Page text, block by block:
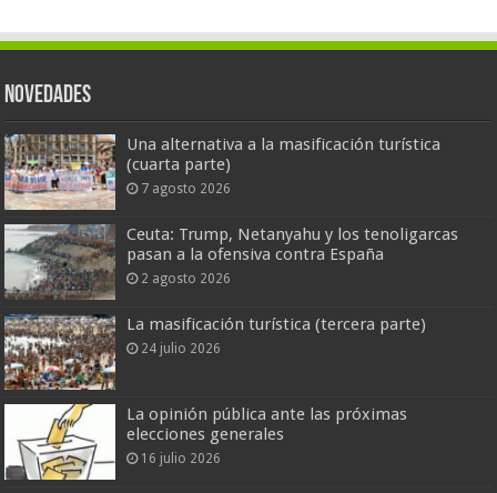
Novedades
Una alternativa a la masificación turística
(cuarta parte)
7 agosto 2026
Ceuta: Trump, Netanyahu y los tenoligarcas
pasan a la ofensiva contra España
2 agosto 2026
La masificación turística (tercera parte)
24 julio 2026
La opinión pública ante las próximas
elecciones generales
16 julio 2026